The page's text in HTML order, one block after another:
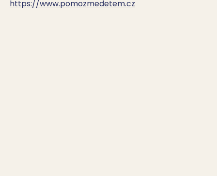
https://www.pomozmedetem.cz